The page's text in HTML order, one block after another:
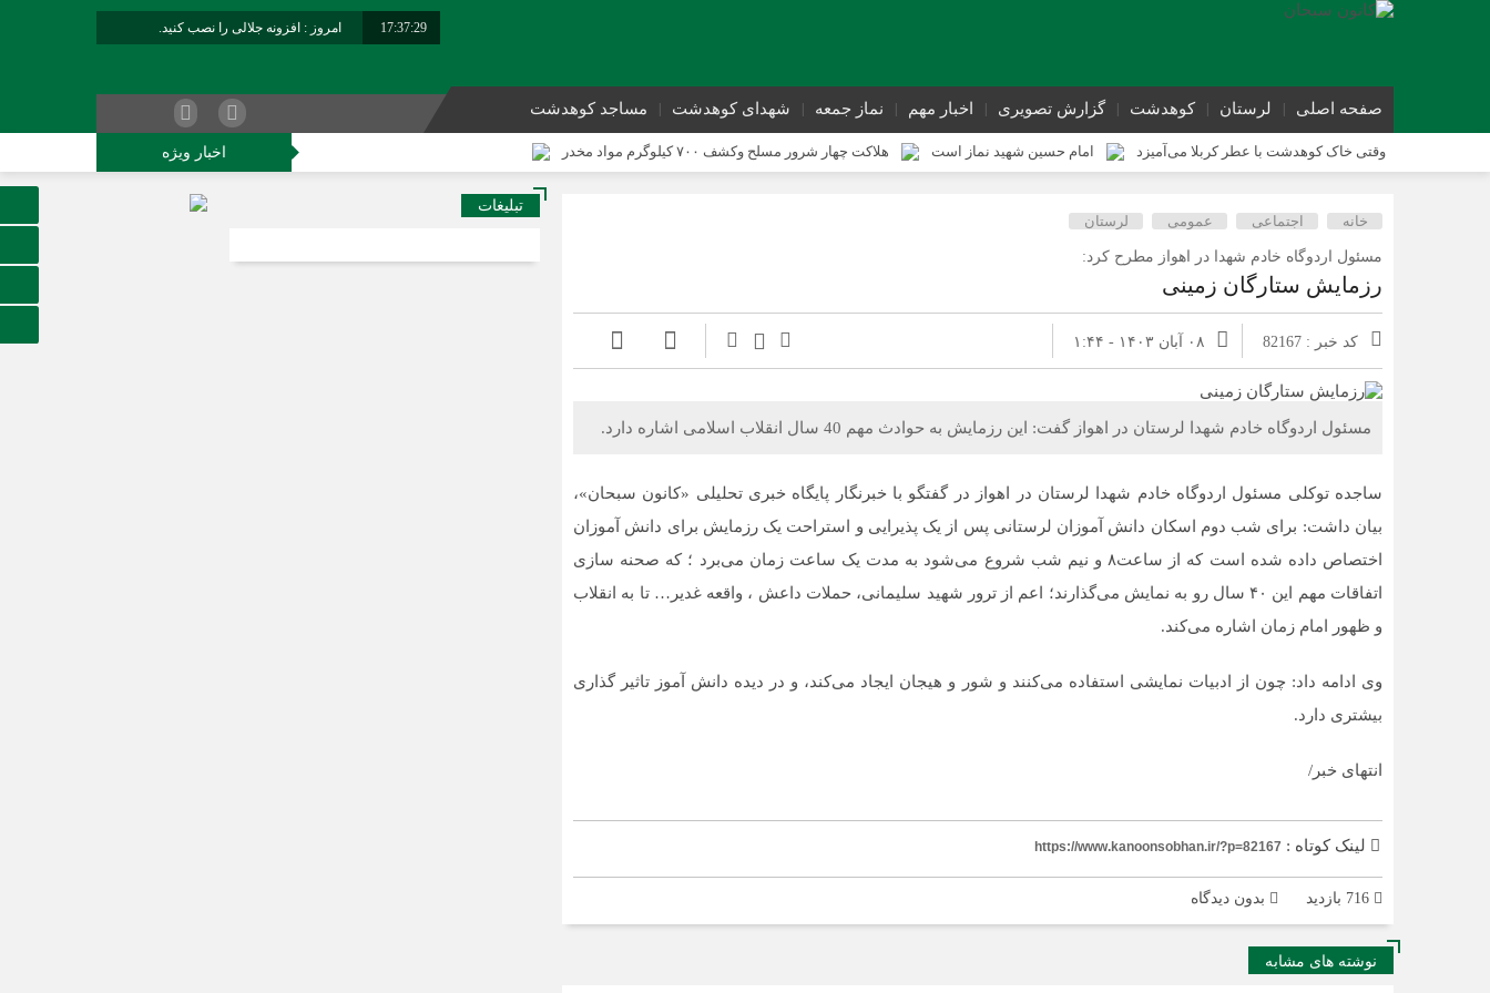
17:37:30 امروز : افزونه جلالی را نصب کنید.
صفحه اصلی لرستان کوهدشت گزارش تصویری اخبار مهم نماز جمعه شهدای کوهدشت مساجد کوهدشت
اخبار ویژه وقتی خاک کوهدشت با عطر کربلا می‌آمیزد امام حسین شهید نماز است هلاکت چهار شرور مسلح وکشف ۷۰۰ کیلوگرم مواد مخدر
سوداگران مرگ در تور اطلاعاتی عملیاتی تکاوران فراجا
کوهدشت در آستانه اربعین؛ از آمادگی زیرساختی تا آمادگی مردمی
خانه اجتماعی عمومی لرستان
مسئول اردوگاه خادم شهدا در اهواز مطرح کرد:
رزمایش ستارگان زمینی
کد خبر : 82167 ۰۸ آبان ۱۴۰۳ - ۱:۴۴
مسئول اردوگاه خادم شهدا لرستان در اهواز گفت: این رزمایش به حوادث مهم 40 سال انقلاب اسلامی اشاره دارد.
ساجده توکلی مسئول اردوگاه خادم شهدا لرستان در اهواز در گفتگو با خبرنگار پایگاه خبری تحلیلی «کانون سبحان»،
بیان داشت: برای شب دوم اسکان دانش آموزان لرستانی پس از یک پذیرایی و استراحت یک رزمایش برای دانش آموزان
اختصاص داده شده است که از ساعت۸ و نیم شب شروع می‌شود به مدت یک ساعت زمان می‌برد ؛ که صحنه سازی
اتفاقات مهم این ۴۰ سال رو به نمایش می‌گذارند؛ اعم از ترور شهید سلیمانی، حملات داعش ، واقعه غدیر… تا به انقلاب
و ظهور امام زمان اشاره می‌کند.
وی ادامه داد: چون از ادبیات نمایشی استفاده می‌کنند و شور و هیجان ایجاد می‌کند، و در دیده دانش آموز تاثیر گذاری
بیشتری دارد.
انتهای خبر/
لینک کوتاه : https://www.kanoonsobhan.ir/?p=82167
بدون دیدگاه
نوشته های مشابه
تبلیغات